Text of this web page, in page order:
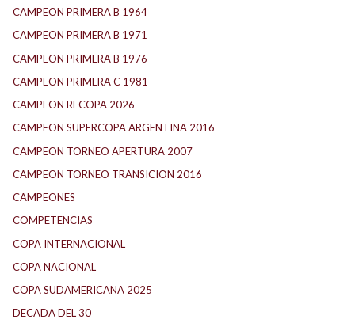
CAMPEON PRIMERA B 1964
CAMPEON PRIMERA B 1971
CAMPEON PRIMERA B 1976
CAMPEON PRIMERA C 1981
CAMPEON RECOPA 2026
CAMPEON SUPERCOPA ARGENTINA 2016
CAMPEON TORNEO APERTURA 2007
CAMPEON TORNEO TRANSICION 2016
CAMPEONES
COMPETENCIAS
COPA INTERNACIONAL
COPA NACIONAL
COPA SUDAMERICANA 2025
DECADA DEL 30